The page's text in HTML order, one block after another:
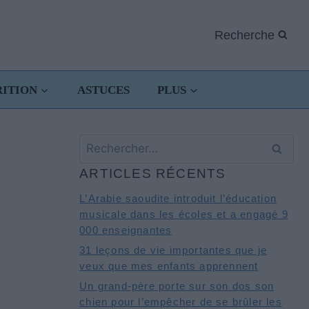
Recherche
ASTUCES PLUS
Rechercher :
ARTICLES RÉCENTS
L’Arabie saoudite introduit l’éducation
musicale dans les écoles et a engagé 9
000 enseignantes
31 leçons de vie importantes que je
veux que mes enfants apprennent
Un grand-père porte sur son dos son
chien pour l’empêcher de se brûler les